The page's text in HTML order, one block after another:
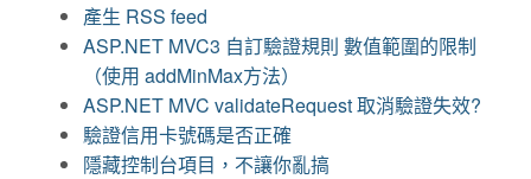
產生 RSS feed
ASP.NET MVC3 自訂驗證規則 數值範圍的限制
（使用 addMinMax方法）
ASP.NET MVC validateRequest 取消驗證失效?
驗證信用卡號碼是否正確
隱藏控制台項目，不讓你亂搞